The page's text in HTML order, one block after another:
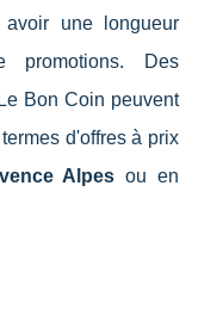
une longueur
promotions. Des
Bon Coin peuvent
d'offres à prix
Alpes ou en